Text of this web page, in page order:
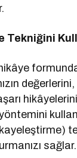
Tekniğini
sağlar.